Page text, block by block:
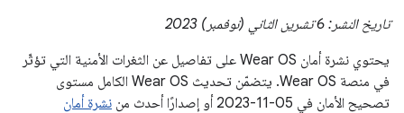
تاريخ النشر: 6 تشرين الثاني (نوفمبر) 2023
يحتوي نشرة أمان Wear OS على تفاصيل عن الثغرات الأمنية التي تؤثّر
في منصة Wear OS. يتضمّن تحديث Wear OS الكامل مستوى
تصحيح الأمان في 05‏-11‏-2023 أو إصدارًا أحدث من
نشرة أمان